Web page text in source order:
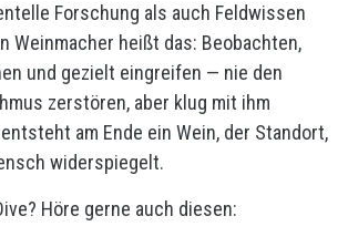
Forschung als auch Feldwissen
Weinmacher heißt das: Beobachten,
und gezielt eingreifen — nie den
zerstören, aber klug mit ihm
am Ende ein Wein, der Standort,
widerspiegelt.
Höre gerne auch diesen: